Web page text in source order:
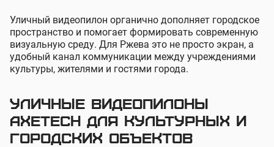
Уличный видеопилон органично дополняет городское
пространство и помогает формировать современную
визуальную среду. Для Ржева это не просто экран, а
удобный канал коммуникации между учреждениями
культуры, жителями и гостями города.
Уличные видеопилоны
AxeTech для культурных и
городских объектов